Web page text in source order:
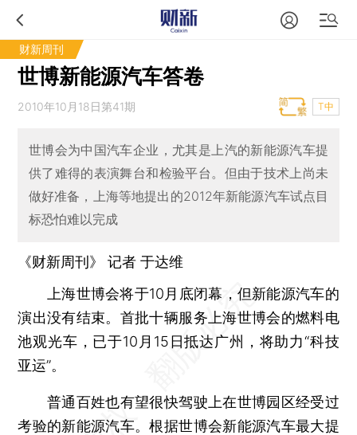
财新周刊
世博新能源汽车答卷
2010年10月18日第41期 T中
世博会为中国汽车企业，尤其是上汽的新能源汽车提
供了难得的表演舞台和检验平台。但由于技术上尚未
做好准备，上海等地提出的2012年新能源汽车试点目
标恐怕难以完成
《财新周刊》 记者于达维
上海世博会将于10月底闭幕，但新能源汽车的
演出没有结束。首批十辆服务上海世博会的燃料电
池观光车，已于10月15日抵达广州，将助力“科技
亚运”。
普通百姓也有望很快驾驶上在世博园区经受过
考验的新能源汽车。根据世博会新能源汽车最大提